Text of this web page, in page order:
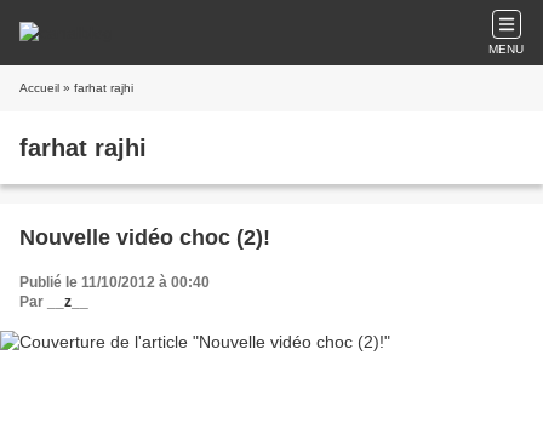
MENU
Accueil » farhat rajhi
farhat rajhi
Nouvelle vidéo choc (2)!
Publié le 11/10/2012 à 00:40
Par
__z__